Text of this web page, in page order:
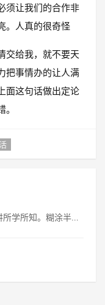
须让我们的合作非
。人真的很奇怪
交给我，就不要天
把事情办的让人满
面这句话做出定论
学所知。糊涂半